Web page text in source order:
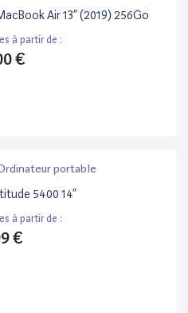
Air 13” (2019) 256Go
à partir de :
€
portable
5400 14”
à partir de :
€